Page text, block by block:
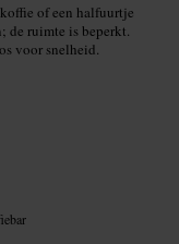
of een halfuurtje
de ruimte is beperkt.
voor snelheid.